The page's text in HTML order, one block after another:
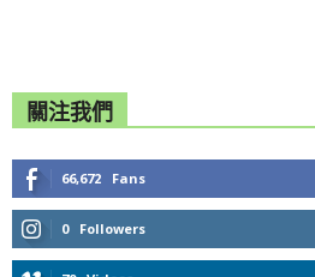
關注我們
66,672 Fans
0 Followers